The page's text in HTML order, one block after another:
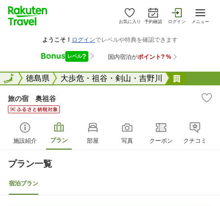
お気に入り 予約確認 ログイン メニュー
全国徳島県 大歩危・祖谷・剣山・吉野川
全国
旅の宿 奥祖谷
施設紹介 プラン 部屋 写真 クーポン クチコミ
プラン一覧
宿泊プラン